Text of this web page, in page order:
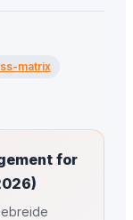
matrix
for